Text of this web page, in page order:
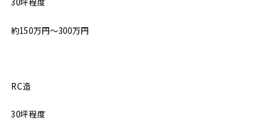
約150万円〜300万円
RC造
30坪程度